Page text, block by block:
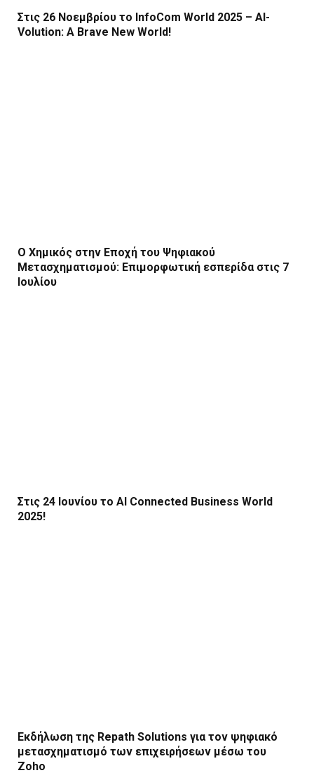
Στις 26 Νοεμβρίου το InfoCom World 2025 – AI-
Volution: A Brave New World!
Ο Χημικός στην Εποχή του Ψηφιακού
Μετασχηματισμού: Επιμορφωτική εσπερίδα στις 7
Ιουλίου
Στις 24 Ιουνίου το AI Connected Business World
2025!
Εκδήλωση της Repath Solutions για τον ψηφιακό
μετασχηματισμό των επιχειρήσεων μέσω του
Zoho